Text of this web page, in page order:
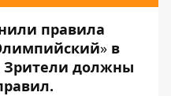
правила
» в
Зрители должны